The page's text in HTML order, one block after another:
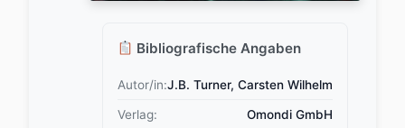
Bibliografische Angaben
Autor/in:J.B. Turner, Carsten Wilhelm
Verlag: Omondi GmbH